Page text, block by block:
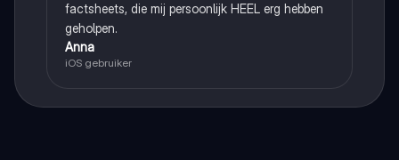
factsheets, die mij persoonlijk HEEL erg hebben
geholpen.
Anna
iOS gebruiker